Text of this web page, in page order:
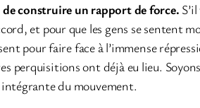
de construire un rapport de force.
et pour que les gens se sentent
pour faire face à l’immense
perquisitions ont déjà eu lieu.
intégrante du mouvement.